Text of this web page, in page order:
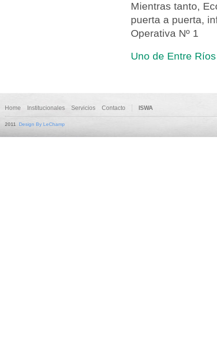
Mientras tanto,
puerta a puerta,
Operativa Nº 1
Uno de Entre
Home Institucionales Servicios Contacto ISWA
2011 Design By LeChamp